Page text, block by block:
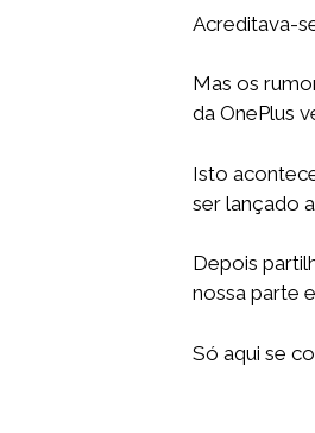
Acreditava-
Mas os
da OnePlus
Isto
ser lançado
Depois
nossa parte
Só aqui se